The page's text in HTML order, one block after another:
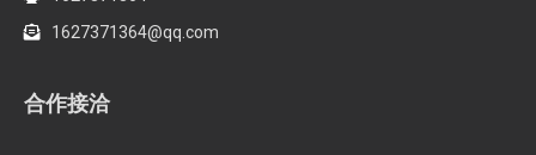
1627371364@qq.com
合作接洽